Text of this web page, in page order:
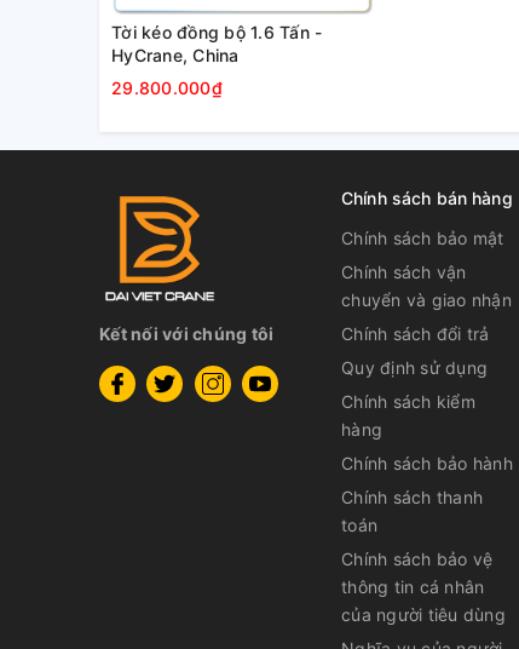
Tời kéo đồng bộ 1.6 Tấn -
HyCrane, China
29.800.000₫
Kết nối với chúng tôi
Chính sách bán hàng
Chính sách bảo mật
Chính sách vận
chuyển và giao nhận
Chính sách đổi trả
Quy định sử dụng
Chính sách kiểm
hàng
Chính sách bảo hành
Chính sách thanh
toán
Chính sách bảo vệ
thông tin cá nhân
của người tiêu dùng